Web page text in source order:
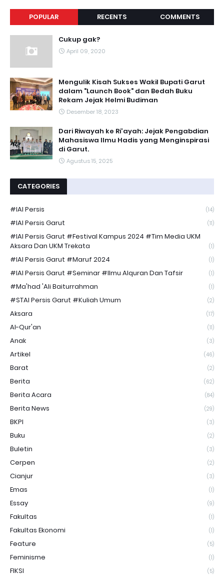
POPULAR RECENTS COMMENTS
Cukup gak?
April 09, 2020
Mengulik Kisah Sukses Wakil Bupati Garut
dalam "Launch Book" dan Bedah Buku
Rekam Jejak Helmi Budiman
Desember 18, 2023
Dari Riwayah ke Ri'ayah: Jejak Pengabdian
Mahasiswa Ilmu Hadis yang Menginspirasi
di Garut.
Agustus 15, 2025
CATEGORIES
#IAI Persis (14)
#IAI Persis Garut (11)
#IAI Persis Garut #Festival Kampus 2024 #Tim Media UKM
Aksara Dan UKM Trekata
(1)
#IAI Persis Garut #Maruf 2024 (1)
#IAI Persis Garut #Seminar #Ilmu Alquran Dan Tafsir (1)
#Ma'had 'Ali Baiturrahman (1)
#STAI Persis Garut #Kuliah Umum (2)
Aksara (17)
Al-Qur'an (11)
Anak (3)
Artikel (46)
Barat (2)
Berita (62)
Berita Acara (84)
Berita News (29)
BKPI (3)
Buku (2)
Buletin (3)
Cerpen (2)
Cianjur (3)
Emas (1)
Essay (9)
Fakultas (1)
Fakultas Ekonomi (1)
Feature (5)
Feminisme (1)
FIKSI (5)